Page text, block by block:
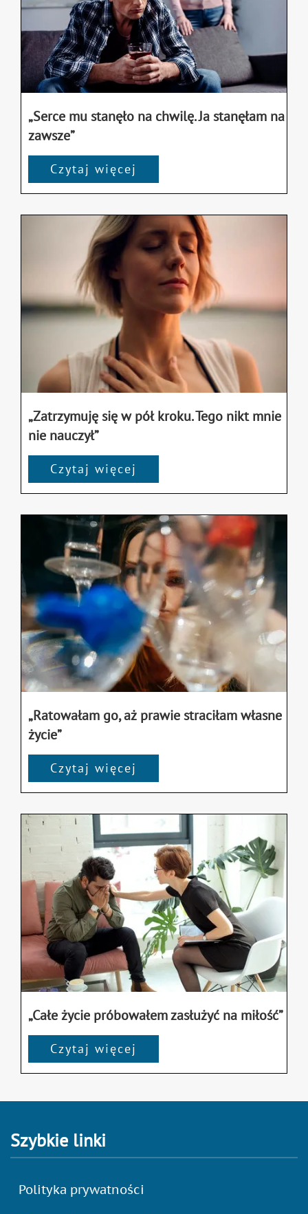
„Serce mu stanęło na chwilę. Ja stanęłam na
zawsze”
Czytaj więcej
„Zatrzymuję się w pół kroku. Tego nikt mnie
nie nauczył”
Czytaj więcej
„Ratowałam go, aż prawie straciłam własne
życie”
Czytaj więcej
„Całe życie próbowałem zasłużyć na miłość”
Czytaj więcej
Szybkie linki
Polityka prywatności